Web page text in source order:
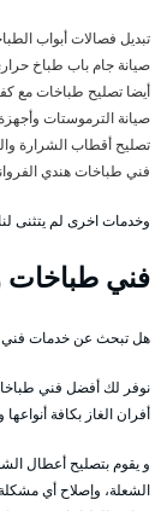
تبديل فصالات أبواب
صيانة جام باب طباخ
أيضا تصليح طباخات مع
صيانة الترموستات
تصليح أقطاب الشرارة
فني طباخات هندي
وخدمات اخرى لم يتثنى
فني طباخات
هل تبحث عن خدمات فني
نوفر لك أفضل فني
أفران الغاز بكافة أنواعها
و يقوم بتصليح أعطال
الشعلة، وإصلاح أي